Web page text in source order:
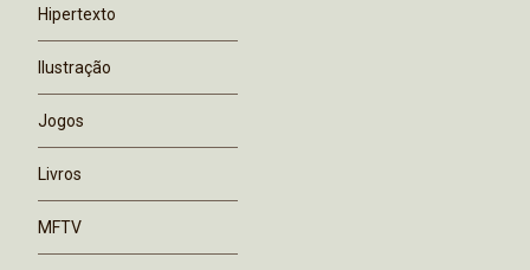
Hipertexto
Ilustração
Jogos
Livros
MFTV